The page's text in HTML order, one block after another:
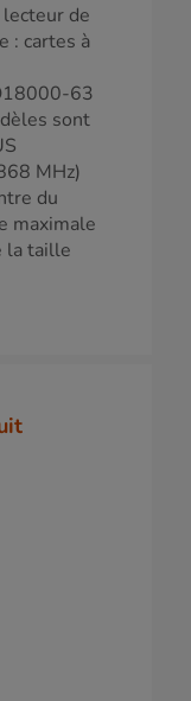
de
: cartes à
63
sont
MHz)
du
maximale
la taille